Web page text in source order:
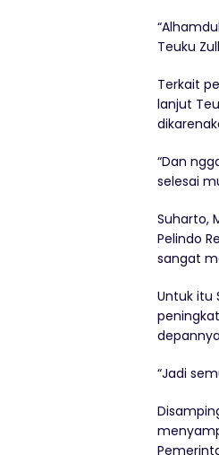
Teuku
Terkait
lanjut
“Dan
selesai
Suharto,
Pelindo
sangat
Untuk itu
“Jadi